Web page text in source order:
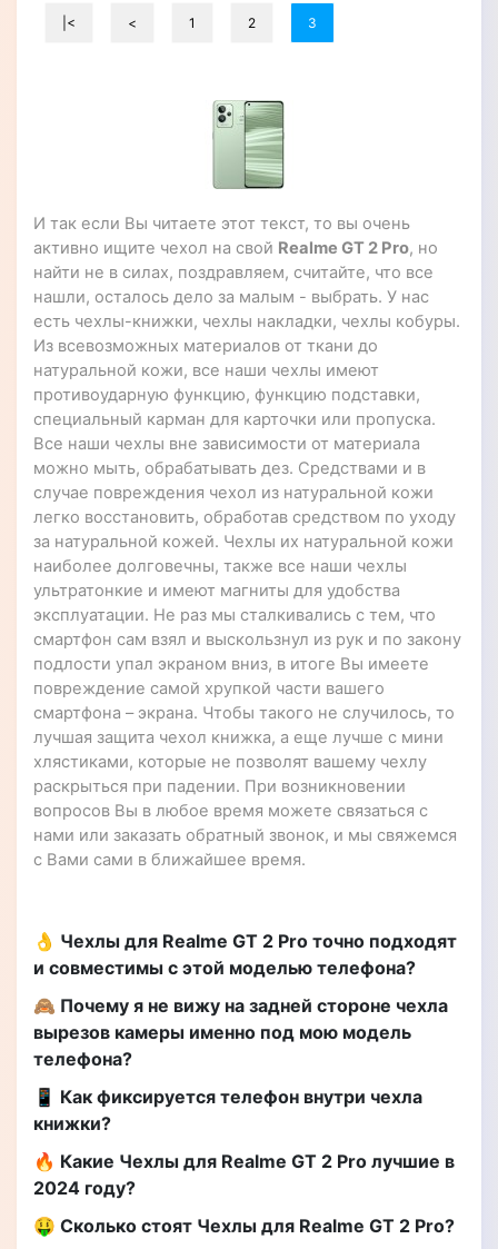
|< < 1 2 3
И так если Вы читаете этот текст, то вы очень
активно ищите чехол на свой Realme GT 2 Pro, но
найти не в силах, поздравляем, считайте, что все
нашли, осталось дело за малым - выбрать. У нас
есть чехлы-книжки, чехлы накладки, чехлы кобуры.
Из всевозможных материалов от ткани до
натуральной кожи, все наши чехлы имеют
противоударную функцию, функцию подставки,
специальный карман для карточки или пропуска.
Все наши чехлы вне зависимости от материала
можно мыть, обрабатывать дез. Средствами и в
случае повреждения чехол из натуральной кожи
легко восстановить, обработав средством по уходу
за натуральной кожей. Чехлы их натуральной кожи
наиболее долговечны, также все наши чехлы
ультратонкие и имеют магниты для удобства
эксплуатации. Не раз мы сталкивались с тем, что
смартфон сам взял и выскользнул из рук и по закону
подлости упал экраном вниз, в итоге Вы имеете
повреждение самой хрупкой части вашего
смартфона – экрана. Чтобы такого не случилось, то
лучшая защита чехол книжка, а еще лучше с мини
хлястиками, которые не позволят вашему чехлу
раскрыться при падении. При возникновении
вопросов Вы в любое время можете связаться с
нами или заказать обратный звонок, и мы свяжемся
с Вами сами в ближайшее время.
👌 Чехлы для Realme GT 2 Pro точно подходят
и совместимы с этой моделью телефона?
🙈 Почему я не вижу на задней стороне чехла
вырезов камеры именно под мою модель
телефона?
📱 Как фиксируется телефон внутри чехла
книжки?
🔥 Какие Чехлы для Realme GT 2 Pro лучшие в
2024 году?
🤑 Сколько стоят Чехлы для Realme GT 2 Pro?